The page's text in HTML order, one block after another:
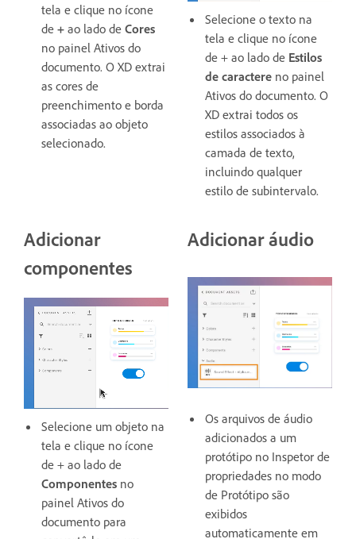
tela e clique no ícone
de + ao lado de Cores
no painel Ativos do
documento. O XD extrai
as cores de
preenchimento e borda
associadas ao objeto
selecionado.
Selecione o texto na
tela e clique no ícone
de + ao lado de Estilos
de caractere no painel
Ativos do documento. O
XD extrai todos os
estilos associados à
camada de texto,
incluindo qualquer
estilo de subintervalo.
Adicionar
componentes
Selecione um objeto na
tela e clique no ícone
de + ao lado de
Componentes no
painel Ativos do
documento para
Adicionar áudio
Os arquivos de áudio
adicionados a um
protótipo no Inspetor de
propriedades no modo
de Protótipo são
exibidos
automaticamente em